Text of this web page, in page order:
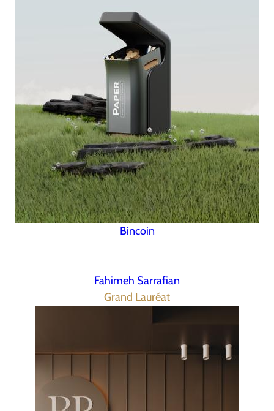
Bincoin
Fahimeh Sarrafian
Grand Lauréat